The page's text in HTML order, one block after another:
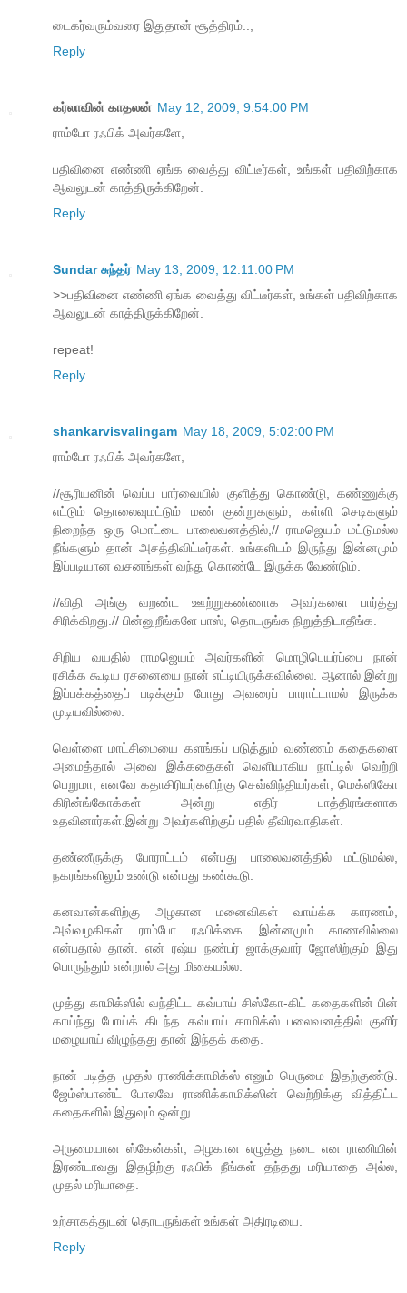
டைகர்வரும்வரை இதுதான் சூத்திரம்..,
Reply
கர்லாவின் காதலன் May 12, 2009, 9:54:00 PM
ராம்போ ரஃபிக் அவர்களே,
பதிவினை எண்ணி ஏங்க வைத்து விட்டீர்கள், உங்கள் பதிவிற்காக
ஆவலுடன் காத்திருக்கிறேன்.
Reply
Sundar சுந்தர் May 13, 2009, 12:11:00 PM
>>பதிவினை எண்ணி ஏங்க வைத்து விட்டீர்கள், உங்கள் பதிவிற்காக
ஆவலுடன் காத்திருக்கிறேன்.
repeat!
Reply
shankarvisvalingam May 18, 2009, 5:02:00 PM
ராம்போ ரஃபிக் அவர்களே,
//சூரியனின் வெப்ப பார்வையில் குளித்து கொண்டு, கண்ணுக்கு
எட்டும் தொலைவுமட்டும் மண் குன்றுகளும், கள்ளி செடிகளும்
நிறைந்த ஒரு மொட்டை பாலைவனத்தில்,// ராமஜெயம் மட்டுமல்ல
நீங்களும் தான் அசத்திவிட்டீர்கள். உங்களிடம் இருந்து இன்னமும்
இப்படியான வசனங்கள் வந்து கொண்டே இருக்க வேண்டும்.
//விதி அங்கு வறண்ட ஊற்றுகண்ணாக அவர்களை பார்த்து
சிரிக்கிறது.// பின்னுறீங்களே பாஸ், தொடருங்க நிறுத்திடாதீங்க.
சிறிய வயதில் ராமஜெயம் அவர்களின் மொழிபெயர்ப்பை நான்
ரசிக்க கூடிய ரசனையை நான் எட்டியிருக்கவில்லை. ஆனால் இன்று
இப்பக்கத்தைப் படிக்கும் போது அவரைப் பாராட்டாமல் இருக்க
முடியவில்லை.
வெள்ளை மாட்சிமையை களங்கப் படுத்தும் வண்ணம் கதைகளை
அமைத்தால் அவை இக்கதைகள் வெளியாகிய நாட்டில் வெற்றி
பெறுமா, எனவே கதாசிரியர்களிற்கு செவ்விந்தியர்கள், மெக்ஸிகோ
கிரின்ங்கோக்கள் அன்று எதிர் பாத்திரங்களாக
உதவினார்கள்.இன்று அவர்களிற்குப் பதில் தீவிரவாதிகள்.
தண்ணீருக்கு போராட்டம் என்பது பாலைவனத்தில் மட்டுமல்ல,
நகரங்களிலும் உண்டு என்பது கண்கூடு.
கனவான்களிற்கு அழகான மனைவிகள் வாய்க்க காரணம்,
அவ்வழகிகள் ராம்போ ரஃபிக்கை இன்னமும் காணவில்லை
என்பதால் தான். என் ரஷ்ய நண்பர் ஜாக்குவார் ஜோஸிற்கும் இது
பொருந்தும் என்றால் அது மிகையல்ல.
முத்து காமிக்ஸில் வந்திட்ட கவ்பாய் சிஸ்கோ-கிட் கதைகளின் பின்
காய்ந்து போய்க் கிடந்த கவ்பாய் காமிக்ஸ் பலைவனத்தில் குளிர்
மழையாய் விழுந்தது தான் இந்தக் கதை.
நான் படித்த முதல் ராணிக்காமிக்ஸ் எனும் பெருமை இதற்குண்டு.
ஜேம்ஸ்பாண்ட் போலவே ராணிக்காமிக்ஸின் வெற்றிக்கு வித்திட்ட
கதைகளில் இதுவும் ஒன்று.
அருமையான ஸ்கேன்கள், அழகான எழுத்து நடை என ராணியின்
இரண்டாவது இதழிற்கு ரஃபிக் நீங்கள் தந்தது மரியாதை அல்ல,
முதல் மரியாதை.
உற்சாகத்துடன் தொடருங்கள் உங்கள் அதிரடியை.
Reply